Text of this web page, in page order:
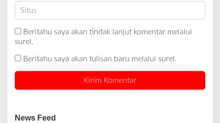
Beritahu saya akan tindak lanjut komentar melalui
surel.
Beritahu saya akan tulisan baru melalui surel.
News Feed